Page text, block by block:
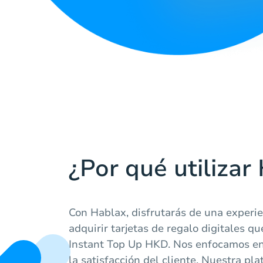
¿Por qué utilizar
Con Hablax, disfrutarás de una
adquirir tarjetas de regalo digitales
Instant Top Up HKD. Nos enfocamos
la satisfacción del cliente. Nuestra